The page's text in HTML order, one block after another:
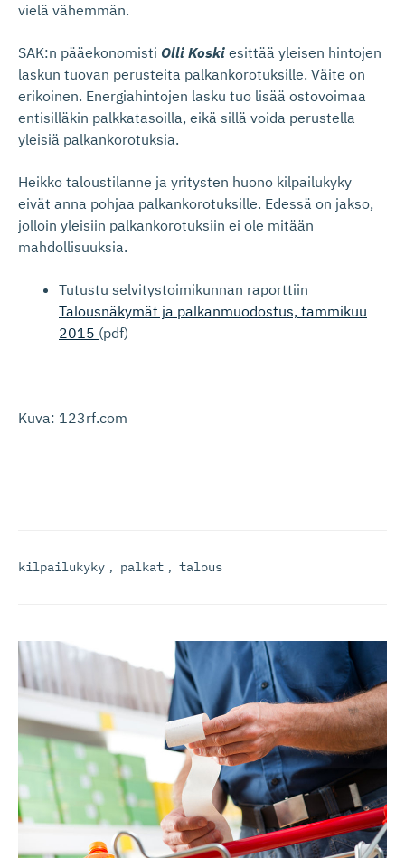
vielä vähemmän.
SAK:n pääekonomisti Olli Koski esittää yleisen hintojen
laskun tuovan perusteita palkankorotuksille. Väite on
erikoinen. Energiahintojen lasku tuo lisää ostovoimaa
entisilläkin palkkatasoilla, eikä sillä voida perustella
yleisiä palkankorotuksia.
Heikko taloustilanne ja yritysten huono kilpailukyky
eivät anna pohjaa palkankorotuksille. Edessä on jakso,
jolloin yleisiin palkankorotuksiin ei ole mitään
mahdollisuuksia.
Tutustu selvitystoimikunnan raporttiin
Talousnäkymät ja palkanmuodostus, tammikuu
2015 (pdf)
Kuva: 123rf.com
kilpailukyky , palkat , talous